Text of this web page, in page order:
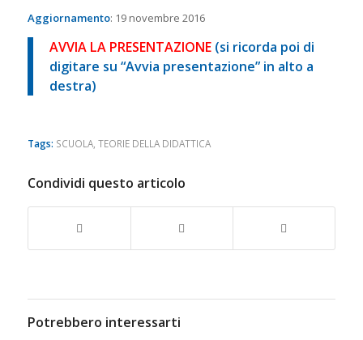
Aggiornamento: 19 novembre 2016
AVVIA LA PRESENTAZIONE(si ricorda poi di
digitare su “Avvia presentazione” in alto a
destra)
Tags: SCUOLA, TEORIE DELLA DIDATTICA
Condividi questo articolo
Potrebbero interessarti